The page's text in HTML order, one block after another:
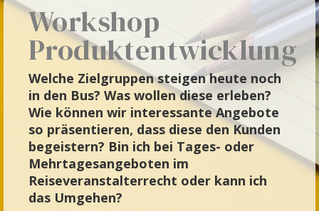
Workshop
Produktentwicklung
Welche Zielgruppen steigen heute noch
in den Bus? Was wollen diese erleben?
Wie können wir interessante Angebote
so präsentieren, dass diese den Kunden
begeistern? Bin ich bei Tages- oder
Mehrtagesangeboten im
Reiseveranstalterrecht oder kann ich
das Umgehen?